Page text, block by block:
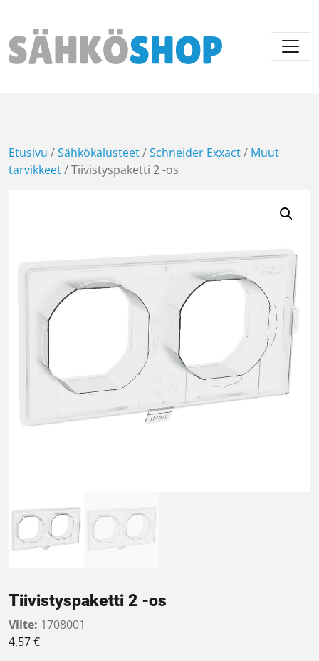
Päävalikko
Etusivu /Sähkökalusteet/Schneider Exxact/ Muut
tarvikkeet/ Tiivistyspaketti 2 -os
Tiivistyspaketti 2 -os
Viite: 1708001
4,57€